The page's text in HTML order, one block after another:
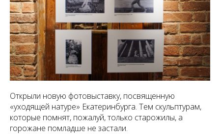
Открыли новую фотовыставку, посвященную
«уходящей натуре» Екатеринбурга. Тем скульптурам,
которые помнят, пожалуй, только старожилы, а
горожане помладше не застали.